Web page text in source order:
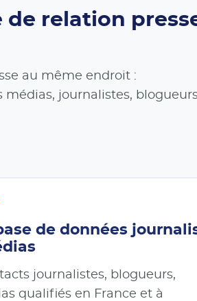
de relation
au même endroit :
journalistes,
de données
journalistes, blogueurs,
qualifiés en France et à